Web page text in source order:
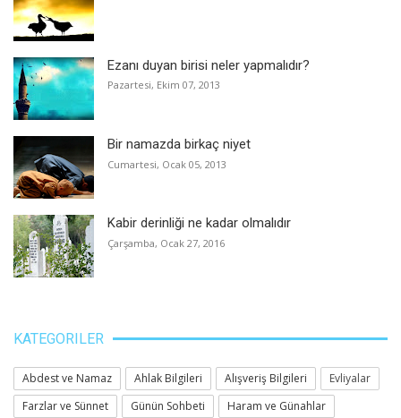
Ezanı duyan birisi neler yapmalıdır?
Pazartesi, Ekim 07, 2013
Bir namazda birkaç niyet
Cumartesi, Ocak 05, 2013
Kabir derinliği ne kadar olmalıdır
Çarşamba, Ocak 27, 2016
KATEGORILER
Abdest ve Namaz Ahlak Bilgileri Alışveriş Bilgileri
Evliyalar
Farzlar ve Sünnet
Günün Sohbeti
Haram ve Günahlar